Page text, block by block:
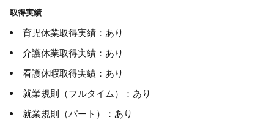
取得実績
育児休業取得実績：あり
介護休業取得実績：あり
看護休暇取得実績：あり
就業規則（フルタイム）：あり
就業規則（パート）：あり